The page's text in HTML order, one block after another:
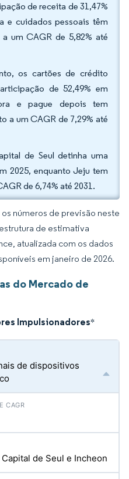
de receita de 31,47%
e cuidados pessoais têm
um CAGR de 5,82% até
os cartões de crédito
de 52,49% em
e pague depois tem
a um CAGR de 7,29% até
de Seul detinha uma
2025, enquanto Jeju tem
de 6,74% até 2031.
números de previsão neste
de estimativa
atualizada com os dados
em janeiro de 2026.
do Mercado de
Impulsionadores*
de dispositivos
de Seul e Incheon